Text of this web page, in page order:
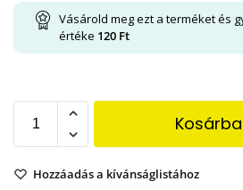
Vásárold meg ezt a terméket és
értéke 120 Ft
Hozzáadás a kívánságlistához